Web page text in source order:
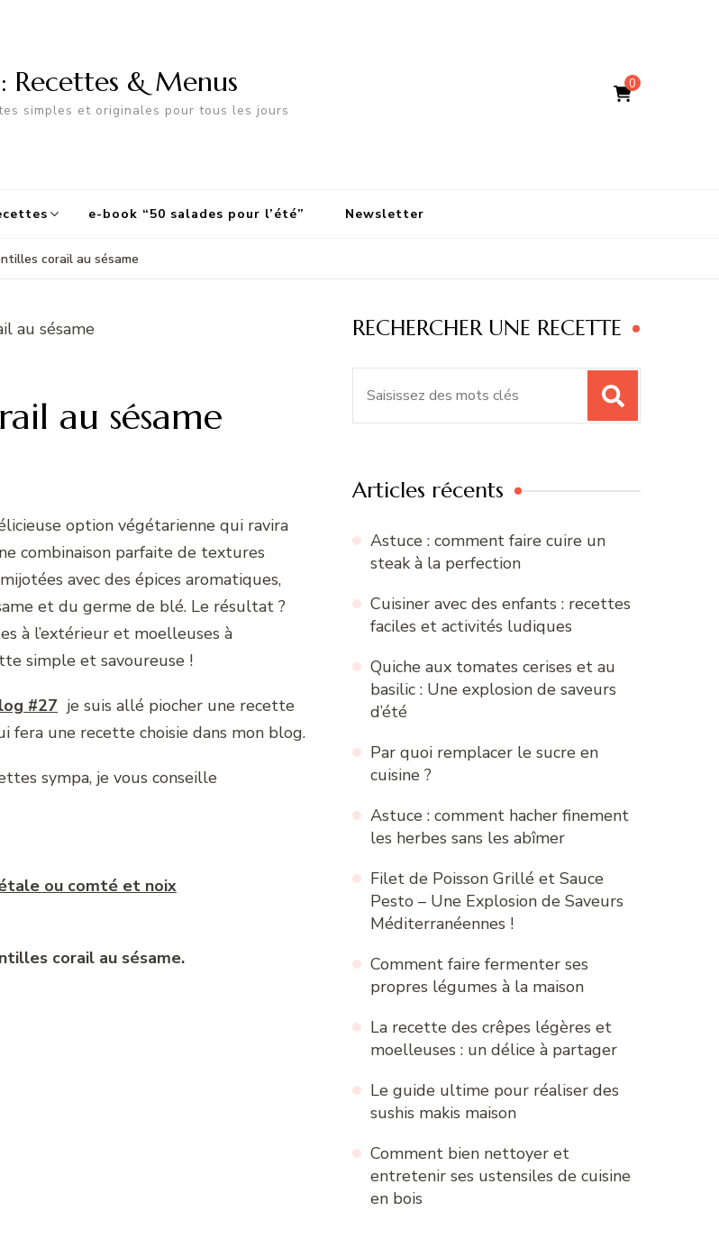
0
Recettes & Menus
simples et originales pour tous les jours
e-book “50 salades pour l’été” Newsletter
corail au sésame
au sésame
option végétarienne qui ravira
combinaison parfaite de textures
avec des épices aromatiques,
et du germe de blé. Le résultat ?
à l’extérieur et moelleuses à
simple et savoureuse !
#27 je suis allé piocher une recette
fera une recette choisie dans mon blog.
sympa, je vous conseille
ou comté et noix
corail au sésame.
RECHERCHER UNE RECETTE
Articles récents
Astuce : comment faire cuire un
steak à la perfection
Cuisiner avec des enfants : recettes
faciles et activités ludiques
Quiche aux tomates cerises et au
basilic : Une explosion de saveurs
d’été
Par quoi remplacer le sucre en
cuisine ?
Astuce : comment hacher finement
les herbes sans les abîmer
Filet de Poisson Grillé et Sauce
Pesto – Une Explosion de Saveurs
Méditerranéennes !
Comment faire fermenter ses
propres légumes à la maison
La recette des crêpes légères et
moelleuses : un délice à partager
Le guide ultime pour réaliser des
sushis makis maison
Comment bien nettoyer et
entretenir ses ustensiles de cuisine
en bois